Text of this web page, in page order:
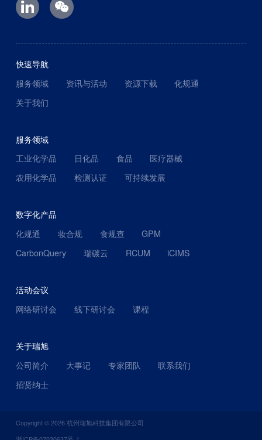
快速导航
服务领域
资讯与活动 资源下载
化规通
关于我们
服务领域
工业化学品
日化品 食品
医疗器械
农用化学品
检测认证 可持续发展
数字化产品
化规通
妆合规 食规查
GPM
CarbonQuery
瑞碳云 RCUM iCIMS
活动会议
网络研讨会
线下研讨会 课程
关于瑞旭
公司简介
大事记 专家团队
联系我们
招贤纳士
Copyright © 2026杭州瑞旭科技集团有限公司